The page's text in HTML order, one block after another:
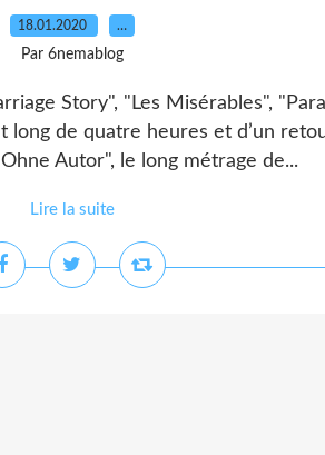
18.01.2020 …
Par 6nemablog
Story", "Les Misérables",
long de quatre heures et d’un
Autor", le long métrage de...
Lire la suite